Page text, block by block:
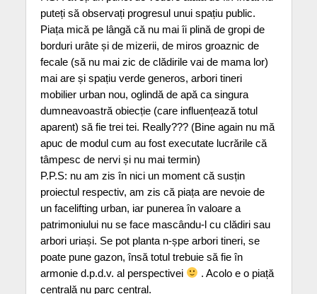
puteți să observați progresul unui spațiu public.
Piața mică pe lângă că nu mai îi plină de gropi de
borduri urâte și de mizerii, de miros groaznic de
fecale (să nu mai zic de clădirile vai de mama lor)
mai are și spațiu verde generos, arbori tineri
mobilier urban nou, oglindă de apă ca singura
dumneavoastră obiecție (care influențează totul
aparent) să fie trei tei. Really??? (Bine again nu mă
apuc de modul cum au fost executate lucrările că
tâmpesc de nervi și nu mai termin)
P.P.S: nu am zis în nici un moment că susțin
proiectul respectiv, am zis că piața are nevoie de
un facelifting urban, iar punerea în valoare a
patrimoniului nu se face mascându-l cu clădiri sau
arbori uriași. Se pot planta n-șpe arbori tineri, se
poate pune gazon, însă totul trebuie să fie în
armonie d.p.d.v. al perspectivei
. Acolo e o piață
centrală nu parc central.